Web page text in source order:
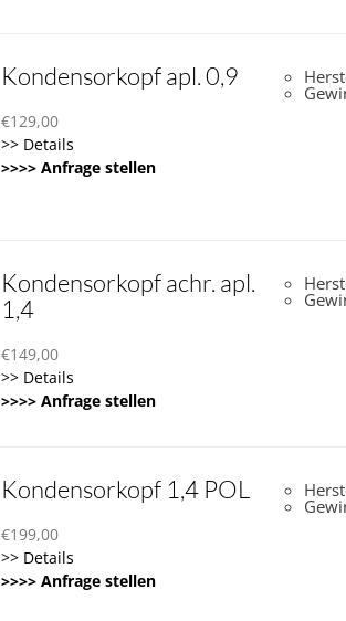
Kondensorkopf apl. 0,9
€129,00
>> Details
>>>> Anfrage stellen
Kondensorkopf achr. apl.
1,4
€149,00
>> Details
>>>> Anfrage stellen
Kondensorkopf 1,4 POL
€199,00
>> Details
>>>> Anfrage stellen